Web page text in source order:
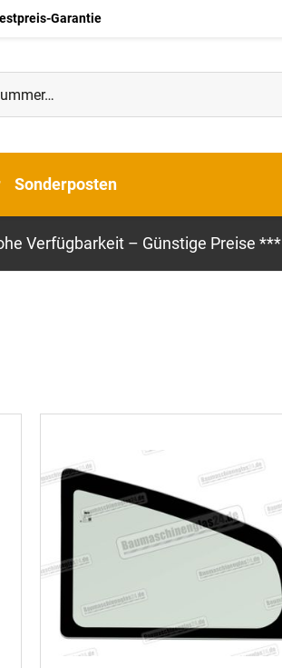
Garantie
Sonderposten
Verfügbarkeit – Günstige Preise ***